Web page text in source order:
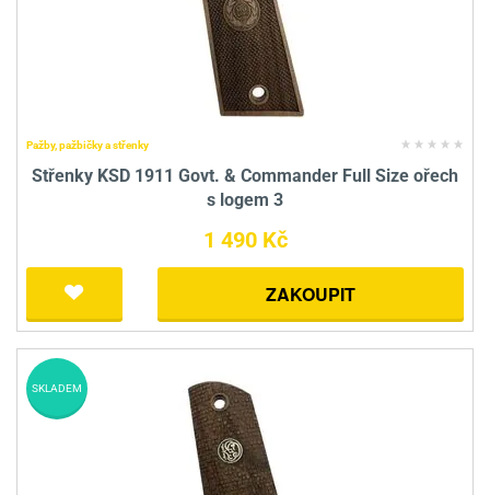
Pažby, pažbičky a střenky
Střenky KSD 1911 Govt. & Commander Full Size ořech
s logem 3
1 490 Kč
ZAKOUPIT
SKLADEM